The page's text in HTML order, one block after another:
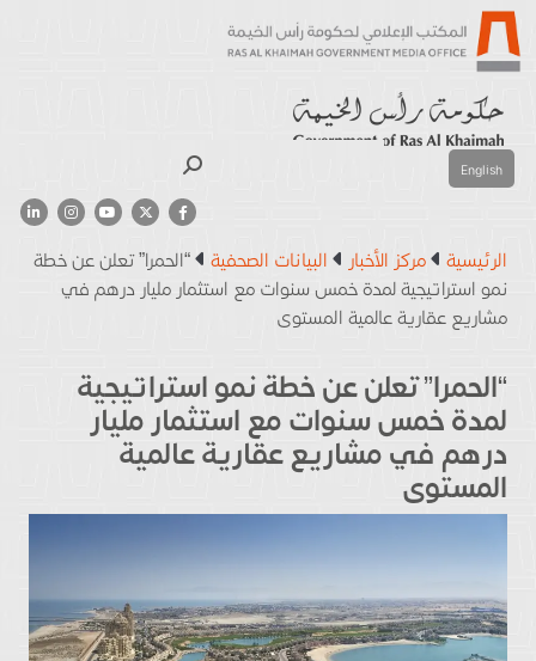
English
الرئيسية مركز الأخبار البيانات الصحفية
“الحمرا” تعلن عن خطة
نمو استراتيجية لمدة خمس سنوات مع استثمار مليار درهم في
مشاريع عقارية عالمية المستوى
“الحمرا” تعلن عن خطة نمو استراتيجية
لمدة خمس سنوات مع استثمار مليار
درهم في مشاريع عقارية عالمية
المستوى